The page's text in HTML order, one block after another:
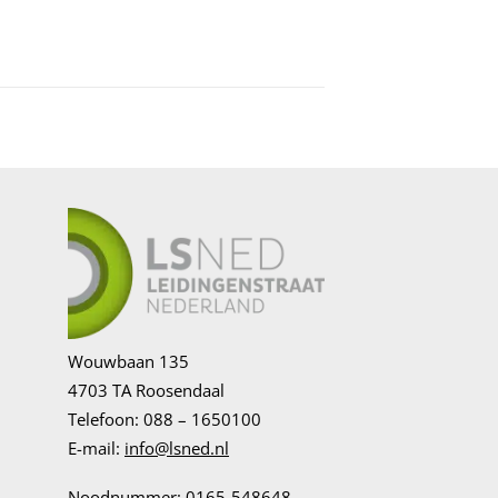
Wouwbaan 135
4703 TA Roosendaal
Telefoon: 088 – 1650100
E-mail: info@lsned.nl